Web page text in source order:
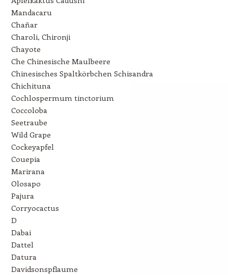
Mandacaru
Chañar
Charoli, Chironji
Chayote
Che Chinesische Maulbeere
Chinesisches Spaltkörbchen Schisandra
Chichituna
Cochlospermum tinctorium
Coccoloba
Seetraube
Wild Grape
Cockeyapfel
Couepia
Marirana
Olosapo
Pajura
Corryocactus
D
Dabai
Dattel
Datura
Davidsonspflaume